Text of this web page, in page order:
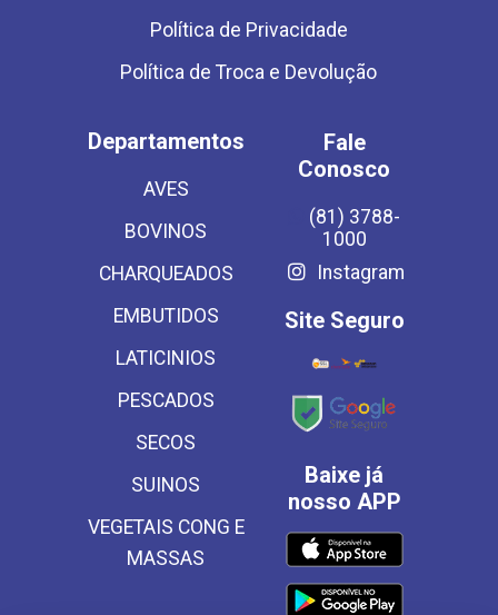
Política de Privacidade
Política de Troca e Devolução
Departamentos
AVES
BOVINOS
CHARQUEADOS
EMBUTIDOS
LATICINIOS
PESCADOS
SECOS
SUINOS
VEGETAIS CONG E
MASSAS
Fale
Conosco
(81) 3788-
1000
Instagram
Site Seguro
Baixe já
nosso APP